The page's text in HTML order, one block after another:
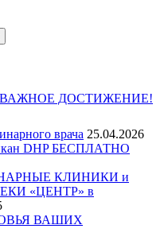
ВАЖНОЕ ДОСТИЖЕНИЕ!
врача 25.04.2026
DHP БЕСПЛАТНО
КЛИНИКИ и
«ЦЕНТР» в
ВАШИХ